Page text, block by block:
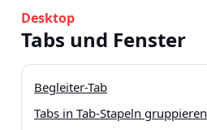
Desktop
Tabs und Fenster
Begleiter-Tab
Tabs in Tab-Stapeln gruppieren